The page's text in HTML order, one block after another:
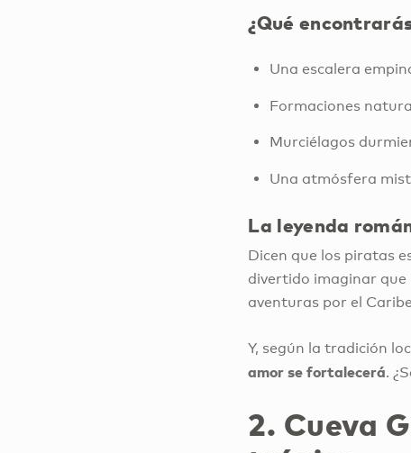
¿Qué
Una escalera
Formaciones
Murciélagos
Una atmósfera
La leyenda
Dicen que los piratas
divertido imaginar que
aventuras por el
Y, según la tradición
amor se fortalecerá.
2. Cueva